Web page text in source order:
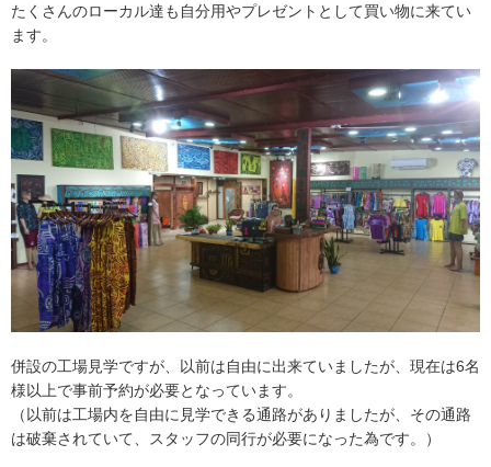
たくさんのローカル達も自分用やプレゼントとして買い物に来てい
ます。
併設の工場見学ですが、以前は自由に出来ていましたが、現在は6名
様以上で事前予約が必要となっています。
（以前は工場内を自由に見学できる通路がありましたが、その通路
は破棄されていて、スタッフの同行が必要になった為です。）